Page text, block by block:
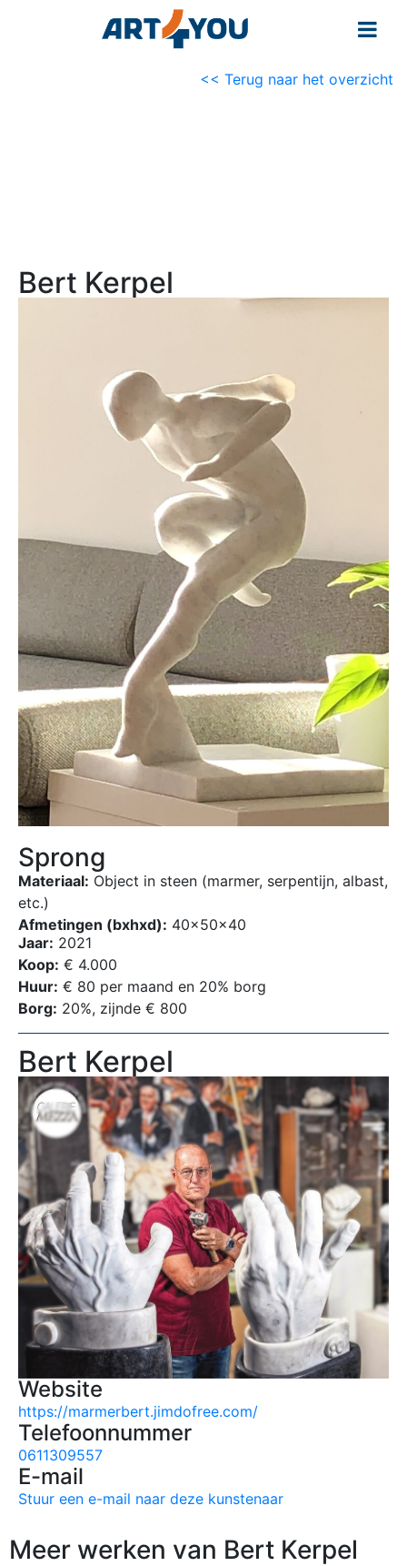
<< Terug naar het overzicht
Bert Kerpel
Sprong
Materiaal: Object in steen (marmer, serpentijn, albast,
etc.)
Afmetingen (bxhxd): 40x50x40
Jaar: 2021
Koop: € 4.000
Huur: € 80 per maand en 20% borg
Borg: 20%, zijnde € 800
Bert Kerpel
Website
https://marmerbert.jimdofree.com/
Telefoonnummer
0611309557
E-mail
Stuur een e-mail naar deze kunstenaar
Meer werken van Bert Kerpel